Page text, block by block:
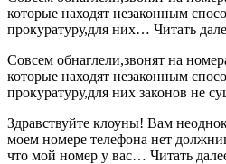
которые находят незаконным
прокуратуру,для них… Читать
Совсем обнаглели,звонят на
которые находят незаконным
прокуратуру,для них законов не
Здравствуйте клоуны! Вам
моем номере телефона нет
что мой номер у вас… Читать